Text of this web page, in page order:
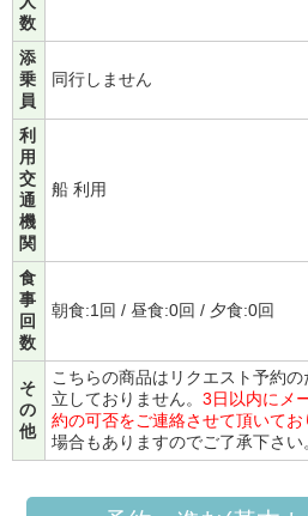
数
添
乗
員
同行しません
利
用
交
通
機
関
船 利用
食
事
回
数
朝食:1回 / 昼食:0回 / 夕食:0回
そ
の
他
こちらの商品はリクエスト予約
立しておりません。 3日以内にメ
約の可否をご連絡させて頂いてお
場合もありますのでご了承下さい